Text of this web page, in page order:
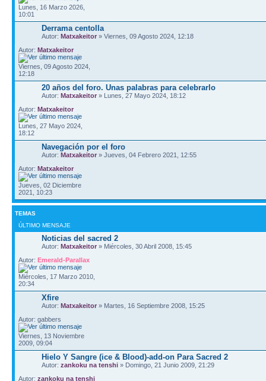
Lunes, 16 Marzo 2026,
10:01
Derrama centolla
Autor: Matxakeitor » Viernes, 09 Agosto 2024, 12:18
Autor: Matxakeitor
Viernes, 09 Agosto 2024,
12:18
20 años del foro. Unas palabras para celebrarlo
Autor: Matxakeitor » Lunes, 27 Mayo 2024, 18:12
Autor: Matxakeitor
Lunes, 27 Mayo 2024,
18:12
Navegación por el foro
Autor: Matxakeitor » Jueves, 04 Febrero 2021, 12:55
Autor: Matxakeitor
Jueves, 02 Diciembre
2021, 10:23
TEMAS
ÚLTIMO MENSAJE
Noticias del sacred 2
Autor: Matxakeitor » Miércoles, 30 Abril 2008, 15:45
Autor: Emerald-Parallax
Miércoles, 17 Marzo 2010,
20:34
Xfire
Autor: Matxakeitor » Martes, 16 Septiembre 2008, 15:25
Autor: gabbers
Viernes, 13 Noviembre
2009, 09:04
Hielo Y Sangre (ice & Blood)-add-on Para Sacred 2
Autor: zankoku na tenshi » Domingo, 21 Junio 2009, 21:29
Autor: zankoku na tenshi